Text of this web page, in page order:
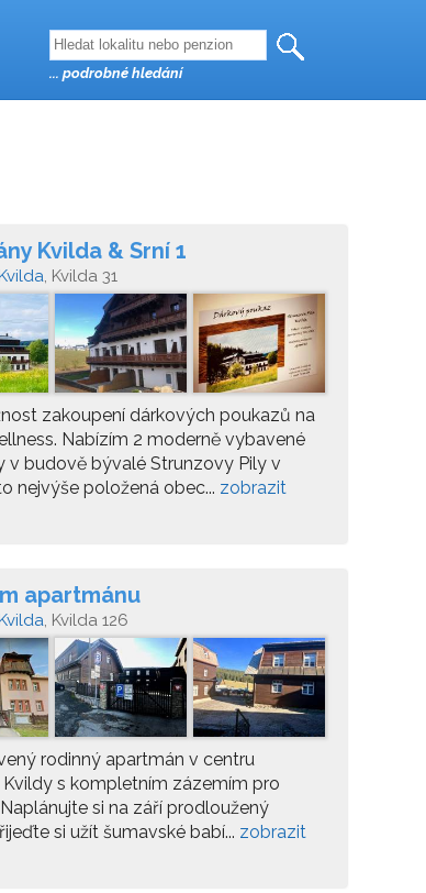
Kvilda & Srní 1
, Kvilda 31
zakoupení dárkových poukazů na
Nabízím 2 moderně vybavené
v budově bývalé Strunzovy Pily v
nejvýše položená obec... zobrazit
apartmánu
, Kvilda 126
rodinný apartmán v centru
s kompletním zázemím pro
si na září prodloužený
si užít šumavské babí... zobrazit
... podrobné hledání